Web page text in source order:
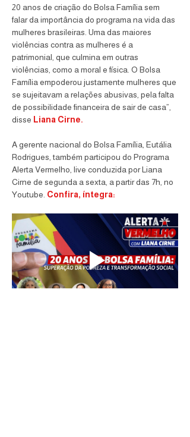
20 anos de criação do Bolsa Família sem
falar da importância do programa na vida das
mulheres brasileiras. Uma das maiores
violências contra as mulheres é a
patrimonial, que culmina em outras
violências, como a moral e física. O Bolsa
Família empoderou justamente mulheres que
se sujeitavam a relações abusivas, pela falta
de possibilidade financeira de sair de casa”,
disse Liana Cirne.
A gerente nacional do Bolsa Família, Eutália
Rodrigues, também participou do Programa
Alerta Vermelho, live conduzida por Liana
Cirne de segunda a sexta, a partir das 7h, no
Youtube. Confira, íntegra: